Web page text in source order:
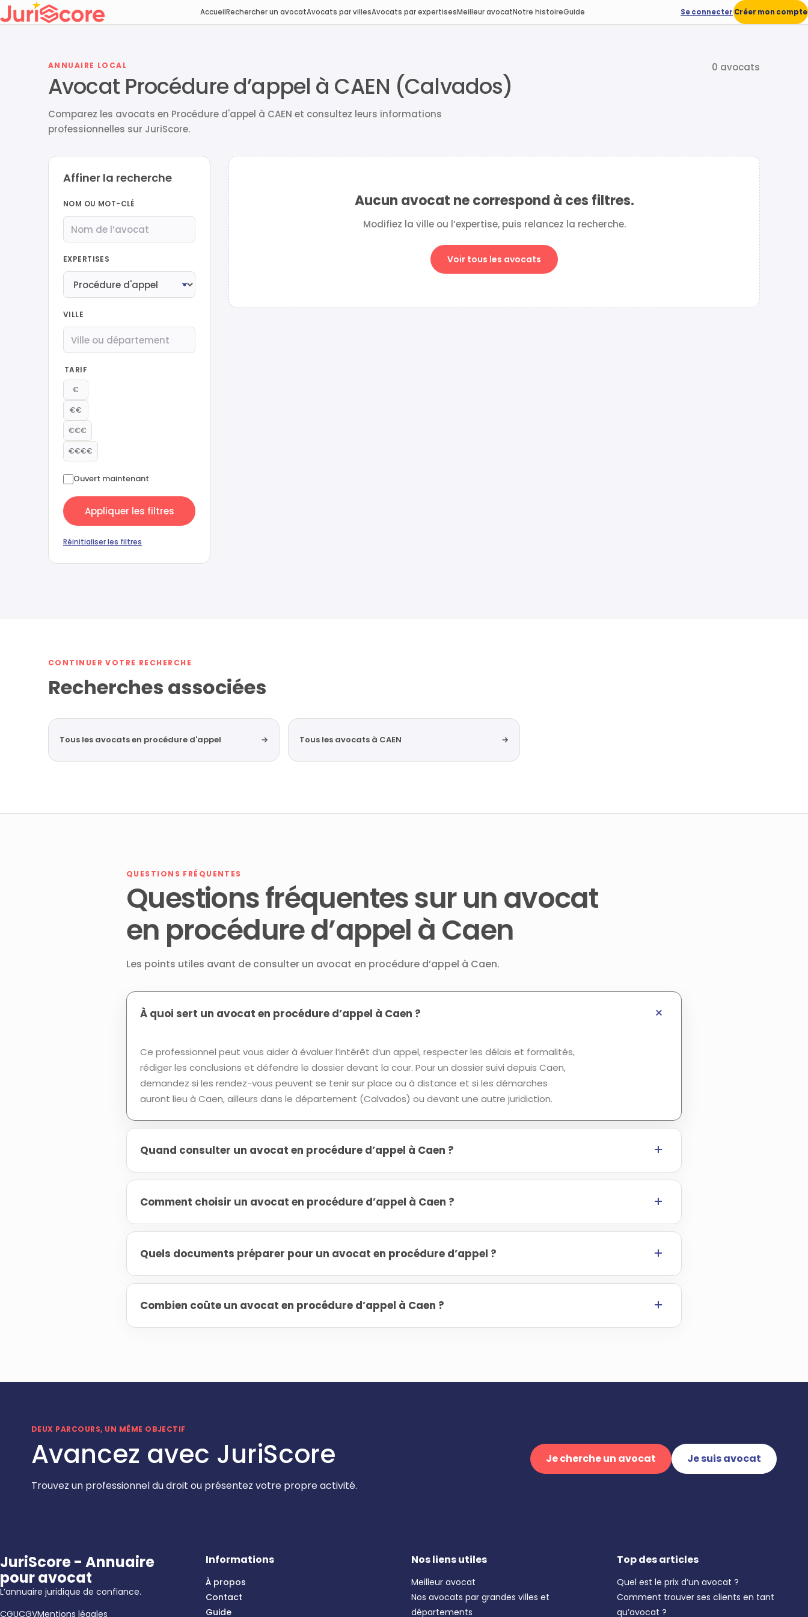
AccueilRechercher un avocatAvocats par villesAvocats par expertisesMeilleur avocatNotre histoireGuide Se connecter Créer mon compte
ANNUAIRE LOCAL
Avocat Procédure d’appel à CAEN (Calvados)
Comparez les avocats en Procédure d'appel à CAEN et consultez leurs informations
professionnelles sur JuriScore.
0 avocats
Affiner la recherche
NOM OU MOT-CLÉ
EXPERTISES
VILLE
TARIF
€
€€
€€€
€€€€
Ouvert maintenant
Appliquer les filtres
Réinitialiser les filtres
Aucun avocat ne correspond à ces filtres.
Modifiez la ville ou l’expertise, puis relancez la recherche.
Voir tous les avocats
CONTINUER VOTRE RECHERCHE
Recherches associées
Tous les avocats en procédure d'appel → Tous les avocats à CAEN →
QUESTIONS FRÉQUENTES
Questions fréquentes sur un avocat
en procédure d’appel à Caen
Les points utiles avant de consulter un avocat en procédure d’appel à Caen.
À quoi sert un avocat en procédure d’appel à Caen ?
Ce professionnel peut vous aider à évaluer l’intérêt d’un appel, respecter les délais et formalités,
rédiger les conclusions et défendre le dossier devant la cour. Pour un dossier suivi depuis Caen,
demandez si les rendez-vous peuvent se tenir sur place ou à distance et si les démarches
auront lieu à Caen, ailleurs dans le département (Calvados) ou devant une autre juridiction.
Quand consulter un avocat en procédure d’appel à Caen ?
Comment choisir un avocat en procédure d’appel à Caen ?
Quels documents préparer pour un avocat en procédure d’appel ?
Combien coûte un avocat en procédure d’appel à Caen ?
DEUX PARCOURS, UN MÊME OBJECTIF
Avancez avec JuriScore
Trouvez un professionnel du droit ou présentez votre propre activité.
Je cherche un avocat Je suis avocat
JuriScore - Annuaire
pour avocat
L’annuaire juridique de confiance.
CGUCGVMentions légales
Informations
À propos
Contact
Guide
Nos liens utiles
Meilleur avocat
Nos avocats par grandes villes et
départements
Top des articles
Quel est le prix d’un avocat ?
Comment trouver ses clients en tant
qu’avocat ?